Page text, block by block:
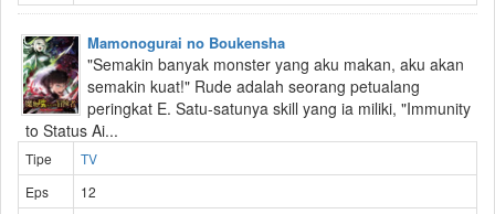
Mamonogurai no Boukensha
"Semakin banyak monster yang aku makan, aku akan
semakin kuat!" Rude adalah seorang petualang
peringkat E. Satu-satunya skill yang ia miliki, "Immunity
to Status Ai...
Tipe
TV
Eps
12